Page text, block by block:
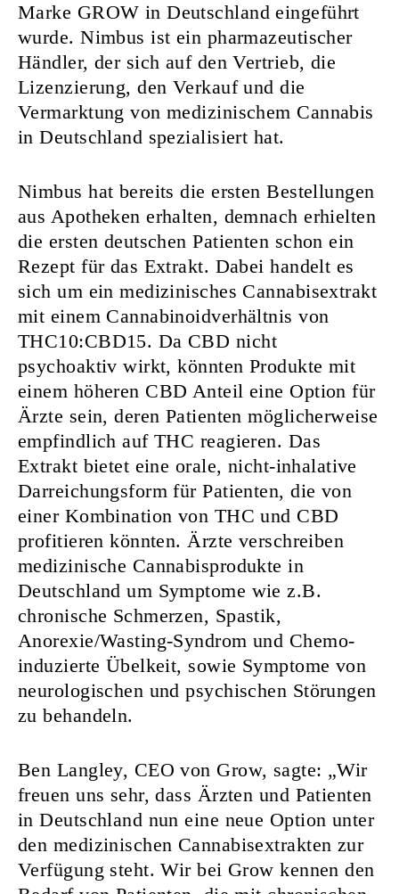
Marke GROW in Deutschland eingeführt
wurde. Nimbus ist ein pharmazeutischer
Händler, der sich auf den Vertrieb, die
Lizenzierung, den Verkauf und die
Vermarktung von medizinischem Cannabis
in Deutschland spezialisiert hat.
Nimbus hat bereits die ersten Bestellungen
aus Apotheken erhalten, demnach erhielten
die ersten deutschen Patienten schon ein
Rezept für das Extrakt. Dabei handelt es
sich um ein medizinisches Cannabisextrakt
mit einem Cannabinoidverhältnis von
THC10:CBD15. Da CBD nicht
psychoaktiv wirkt, könnten Produkte mit
einem höheren CBD Anteil eine Option für
Ärzte sein, deren Patienten möglicherweise
empfindlich auf THC reagieren. Das
Extrakt bietet eine orale, nicht-inhalative
Darreichungsform für Patienten, die von
einer Kombination von THC und CBD
profitieren könnten. Ärzte verschreiben
medizinische Cannabisprodukte in
Deutschland um Symptome wie z.B.
chronische Schmerzen, Spastik,
Anorexie/Wasting-Syndrom und Chemo-
induzierte Übelkeit, sowie Symptome von
neurologischen und psychischen Störungen
zu behandeln.
Ben Langley, CEO von Grow, sagte: „Wir
freuen uns sehr, dass Ärzten und Patienten
in Deutschland nun eine neue Option unter
den medizinischen Cannabisextrakten zur
Verfügung steht. Wir bei Grow kennen den